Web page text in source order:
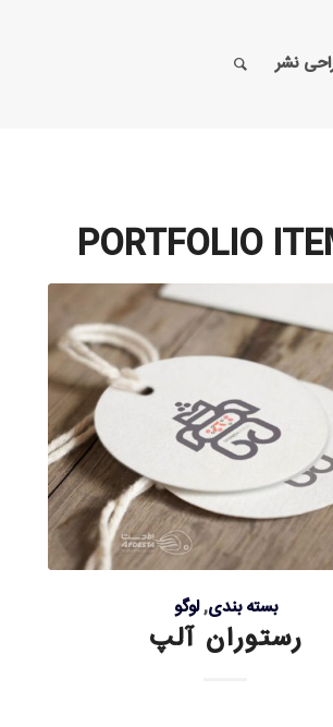
نشر
PORTFOLIO
بسته بندی,لوگو
رستوران آلپ